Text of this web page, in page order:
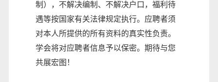
制），不解决编制、不解决户口，福利待
遇等按国家有关法律规定执行。应聘者须
对本人所提供的所有资料的真实性负责。
学会将对应聘者信息予以保密。期待与您
共展宏图！